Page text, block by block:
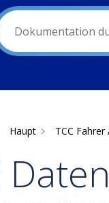
Haupt TCC Fahrer